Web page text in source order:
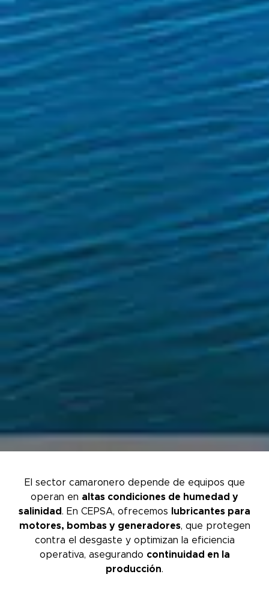
El sector camaronero depende de equipos que
operan en altas condiciones de humedad y
salinidad . En CEPSA, ofrecemos
lubricantes para
motores, bombas y generadores, que protegen
contra el desgaste y optimizan la eficiencia
operativa, asegurando continuidad en la
producción.